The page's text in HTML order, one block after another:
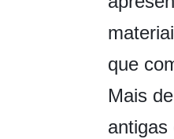
que
Mais
antigas